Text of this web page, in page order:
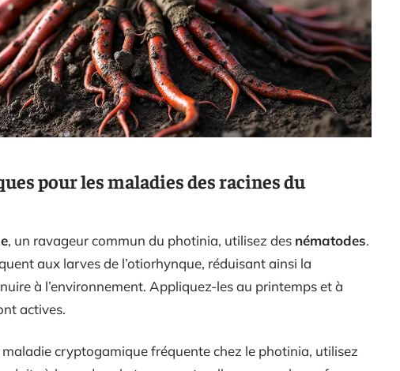
pour les maladies des racines du
, un ravageur commun du photinia, utilisez des nématodes.
aux larves de l’otiorhynque, réduisant ainsi la
à l’environnement. Appliquez-les au printemps et à
actives.
maladie cryptogamique fréquente chez le photinia, utilisez